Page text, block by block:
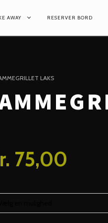
AWAY RESERVER BORD
LAKS
75,00
kr.